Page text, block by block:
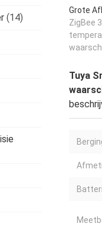
(14)
Grote
ZigBee
Tuya